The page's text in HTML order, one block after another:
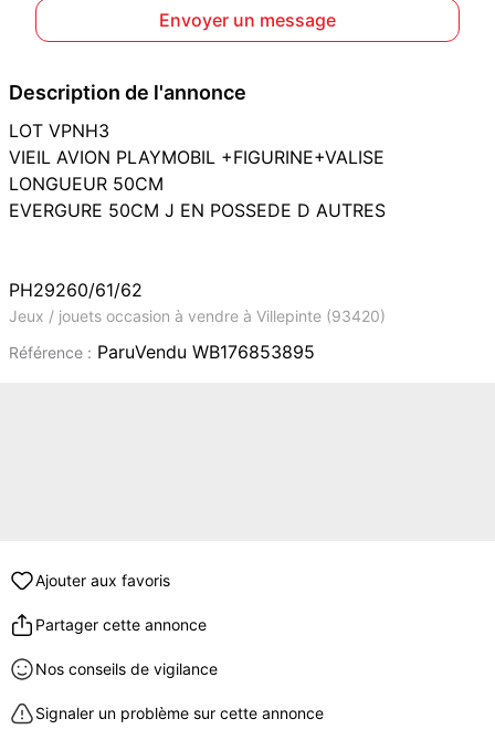
Envoyer un message
Description de l'annonce
LOT VPNH3
VIEIL AVION PLAYMOBIL +FIGURINE+VALISE
LONGUEUR 50CM
EVERGURE 50CM J EN POSSEDE D AUTRES
PH29260/61/62
Jeux / jouets occasion à vendre à Villepinte (93420)
Référence : ParuVendu WB176853895
Ajouter aux favoris
Partager cette annonce
Nos conseils de vigilance
Signaler un problème sur cette annonce